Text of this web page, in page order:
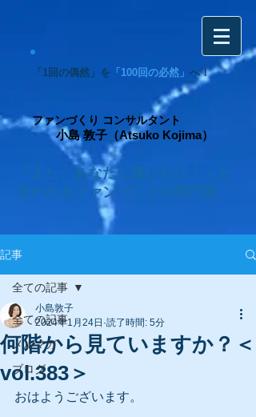
「1回の偶然」を 「100回の必然」 へ！
ファンづくり コンサルタント
小島 敦子（Atsuko Kojima）
「また、あなたに逢いたい！」と
言われるファンづくりの専門家
記事
全ての記事
メルマガ
ブログ
全ての記事
何階から見ていますか？＜
vol.383＞
小島敦子
2024年1月24日 読了時間: 5分
おはようございます。